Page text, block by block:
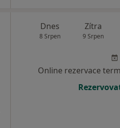
Dnes
8 Srpen
Zítra
9 Srpen
Online rezervace